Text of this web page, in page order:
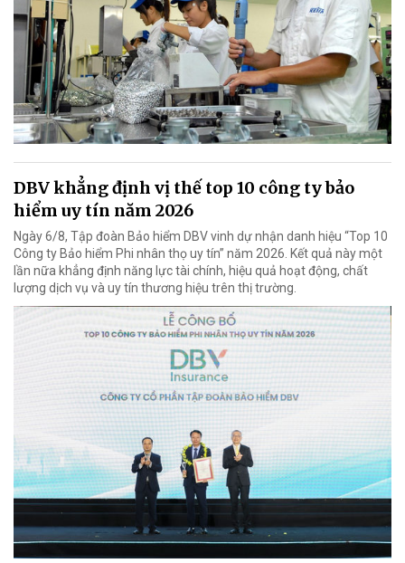
DBV khẳng định vị thế top 10 công ty bảo
hiểm uy tín năm 2026
Ngày 6/8, Tập đoàn Bảo hiểm DBV vinh dự nhận danh hiệu “Top 10
Công ty Bảo hiểm Phi nhân thọ uy tín” năm 2026. Kết quả này một
lần nữa khẳng định năng lực tài chính, hiệu quả hoạt động, chất
lượng dịch vụ và uy tín thương hiệu trên thị trường.